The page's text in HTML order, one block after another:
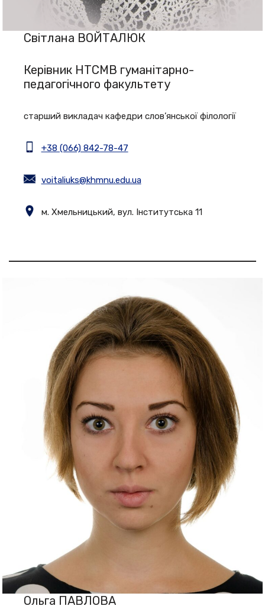
Світлана ВОЙТАЛЮК
Керівник НТСМВ гуманітарно-
педагогічного факультету
старший викладач кафедри слов’янської філології
+38 (066) 842-78-47
voitaliuks@khmnu.edu.ua
м. Хмельницький, вул. Інститутська 11
Ольга ПАВЛОВА